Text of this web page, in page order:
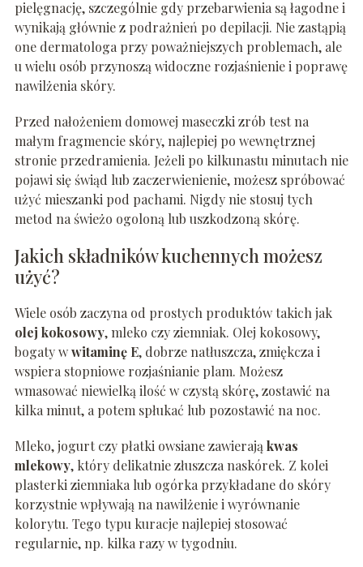
pielęgnację, szczególnie gdy przebarwienia są łagodne i
wynikają głównie z podrażnień po depilacji. Nie zastąpią
one dermatologa przy poważniejszych problemach, ale
u wielu osób przynoszą widoczne rozjaśnienie i poprawę
nawilżenia skóry.
Przed nałożeniem domowej maseczki zrób test na
małym fragmencie skóry, najlepiej po wewnętrznej
stronie przedramienia. Jeżeli po kilkunastu minutach nie
pojawi się świąd lub zaczerwienienie, możesz spróbować
użyć mieszanki pod pachami. Nigdy nie stosuj tych
metod na świeżo ogoloną lub uszkodzoną skórę.
Jakich składników kuchennych możesz
użyć?
Wiele osób zaczyna od prostych produktów takich jak
olej kokosowy, mleko czy ziemniak. Olej kokosowy,
bogaty wwitaminę E, dobrze natłuszcza, zmiękcza i
wspiera stopniowe rozjaśnianie plam. Możesz
wmasować niewielką ilość w czystą skórę, zostawić na
kilka minut, a potem spłukać lub pozostawić na noc.
Mleko, jogurt czy płatki owsiane zawierająkwas
mlekowy, który delikatnie złuszcza naskórek. Z kolei
plasterki ziemniaka lub ogórka przykładane do skóry
korzystnie wpływają na nawilżenie i wyrównanie
kolorytu. Tego typu kuracje najlepiej stosować
regularnie, np. kilka razy w tygodniu.